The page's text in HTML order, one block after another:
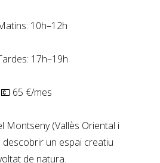
10h–12h
17h–19h
💶 65 €/mes
Montseny (Vallès Oriental i
descobrir un espai creatiu
de natura.